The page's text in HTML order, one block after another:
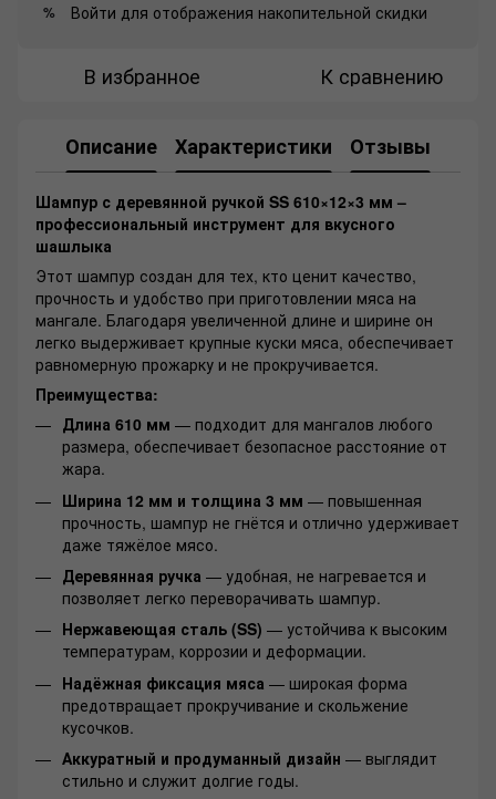
% Войти для отображения накопительной скидки
В избранное К сравнению
Описание Характеристики Отзывы
Шампур с деревянной ручкой SS 610×12×3 мм –
профессиональный инструмент для вкусного
шашлыка
Этот шампур создан для тех, кто ценит качество,
прочность и удобство при приготовлении мяса на
мангале. Благодаря увеличенной длине и ширине он
легко выдерживает крупные куски мяса, обеспечивает
равномерную прожарку и не прокручивается.
Преимущества:
Длина 610 мм — подходит для мангалов любого
размера, обеспечивает безопасное расстояние от
жара.
Ширина 12 мм и толщина 3 мм — повышенная
прочность, шампур не гнётся и отлично удерживает
даже тяжёлое мясо.
Деревянная ручка — удобная, не нагревается и
позволяет легко переворачивать шампур.
Нержавеющая сталь (SS) — устойчива к высоким
температурам, коррозии и деформации.
Надёжная фиксация мяса — широкая форма
предотвращает прокручивание и скольжение
кусочков.
Аккуратный и продуманный дизайн — выглядит
стильно и служит долгие годы.